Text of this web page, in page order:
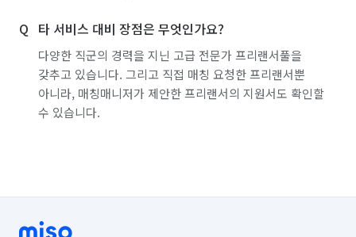
타 서비스 대비 장점은 무엇인가요?
다양한 직군의 경력을 지닌 고급 전문가 프리랜서풀을
갖추고 있습니다. 그리고 직접 매칭 요청한 프리랜서뿐
아니라, 매칭매니저가 제안한 프리랜서의 지원서도 확인할
수 있습니다.